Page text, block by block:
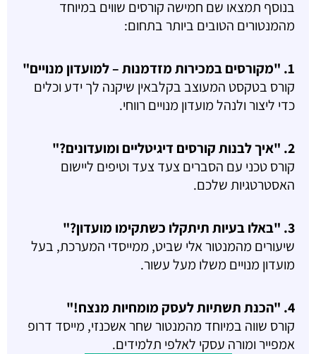
בנוסף תמצאו שם חמישה קורסים שווים במיוחד
מהמנטורים הטובים ביותר בתחום:
1. "מקורסים במכירות מזדמנות – למועדון מנויים"
קורס בטקסט המעוצב בקלבאין שיקנה לך ידע וכלים
כדי ליצור ולנהל מועדון מנויים רווחי.
2. "איך לבנות קורסים דיגיטליים ומועדונים?"
קורס טכני עם הסברים צעד צעד וטיפים ליישום
האסטרטגיות שלכם.
3. "באלו בעיות תיתקלו כשתקימו מועדון?"
שיעורים מהמנטור אלי שביט, ממייסדי המערכת, בעל
מועדון מנויים משלו מעל עשור.
4. "הכנת תשתיות לעסק מומחיות מנצח!"
קורס שווה במיוחד מהמנטור שחר אשכנזי, מייסד דרופ
אמפייר ומורה עסקי לאלפי תלמידים.